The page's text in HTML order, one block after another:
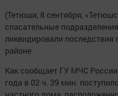
(Тетюши, 8 сентября,
спасательные
ликвидировали
районе
Как сообщает ГУ МЧС России
года в 02 ч. 39 мин.